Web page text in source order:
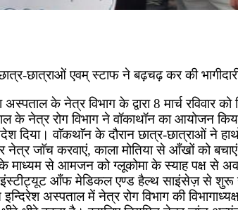
छात्राओं एवम् स्टाफ ने बढ़चढ़ कर की
अस्पताल के नेत्र विभाग के द्वारा 8 मार्च
के नेत्र रोग विभाग ने वॉकाथॉन का आयोजन
संदेश दिया। वाॅकथाॅन के दौरान छात्र-छात्राओं
जाॅच करवाएं, काला मोतिया से आँखों को
माध्यम से आमजन को ग्लूकोमा के स्याह पक्ष से
इंस्टीट्यूट आँफ मेडिकल एण्ड हैल्थ साइंसेज़ से शुरू
अस्पताल में नेत्र रोग विभाग की विभागाध्यक्ष